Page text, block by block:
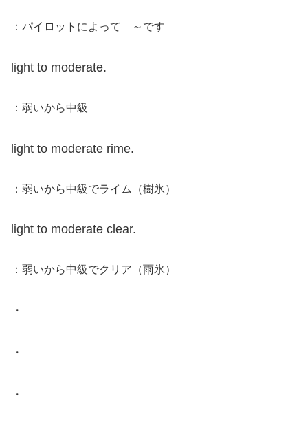
：パイロットによって ～です
light to moderate.
：弱いから中級
light to moderate rime.
：弱いから中級でライム（樹氷）
light to moderate clear.
：弱いから中級でクリア（雨氷）
・
・
・